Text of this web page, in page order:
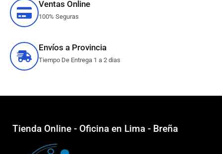
Ventas Online
100% Seguras
Envíos a Provincia
Tiempo De Entrega 1 a 2 dias
Tienda Online - Oficina en Lima - Breña